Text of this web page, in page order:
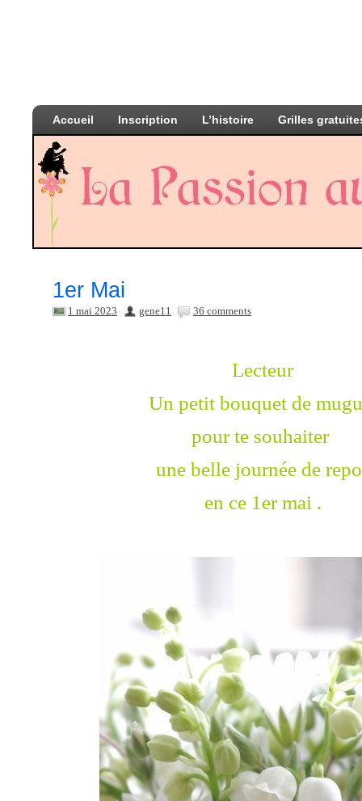
Accueil Inscription L’histoire Grilles
1er Mai
1 mai 2023 gene11 36 comments
Lecteur
Un petit bouquet de
pour te souhaiter
une belle journée de
en ce 1er mai .